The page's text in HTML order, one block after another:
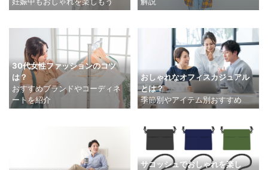
30代女性ファッションのコツ
は？
おすすめブランドやコーディネ
ートを紹介
おしゃれなオフィスカジュアル
とは？
季節別やアイテム別おすすめ
サコッシュでおしゃれを楽し